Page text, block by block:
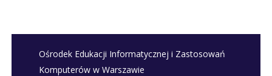
Ośrodek Edukacji Informatycznej i Zastosowań
Komputerów w Warszawie